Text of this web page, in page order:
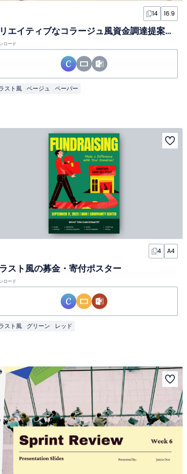
14 16:9
クリエイティブなコラージュ風資金調達提案スライド
ロード
スト風 ベージュ ペーパー
4 A4
スト風の募金・寄付ポスター
ロード
スト風 グリーン レッド